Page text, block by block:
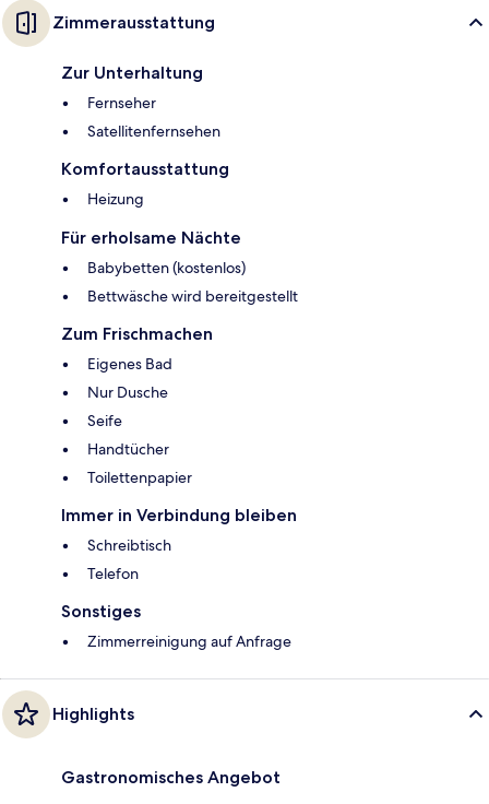
Zimmerausstattung
Zur Unterhaltung
Fernseher
Satellitenfernsehen
Komfortausstattung
Heizung
Für erholsame Nächte
Babybetten (kostenlos)
Bettwäsche wird bereitgestellt
Zum Frischmachen
Eigenes Bad
Nur Dusche
Seife
Handtücher
Toilettenpapier
Immer in Verbindung bleiben
Schreibtisch
Telefon
Sonstiges
Zimmerreinigung auf Anfrage
Highlights
Gastronomisches Angebot